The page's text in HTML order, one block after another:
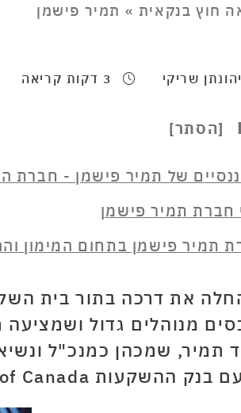
חוץ בנקאית » תמיר פישמן
שריקי
של תמיר פישמן - חברת
חברת תמיר פישמן
תמיר פישמן בתחום המימון
את דרכה בתור בית
מנוהלים גדול ושמציעה
תמיר, שמכהן כמנכ"ל
עם בנק ההשקעות Canada